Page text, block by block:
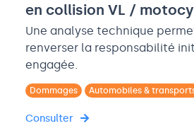
en collision VL /
Une analyse technique
renverser la responsabilité
engagée.
Dommages Automobiles &
Consulter